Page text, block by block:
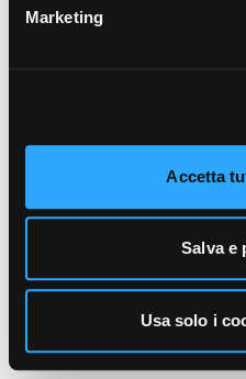
Marketing
Accetta
Salva e
Usa solo i